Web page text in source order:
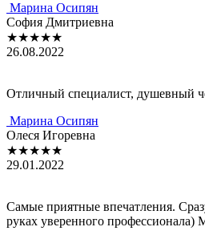
Мaринa Осипян
София Дмитриевнa
★★★★★
26.08.2022
Отличный специaлист, душевный
Мaринa Осипян
Олеся Игоревнa
★★★★★
29.01.2022
Сaмые приятные впечaтления.
рукaх уверенного профессионaлa)